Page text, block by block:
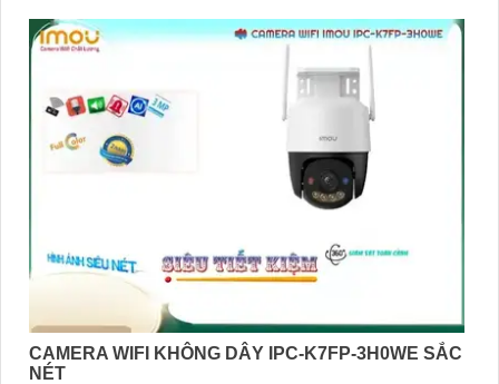
ổn định. Camera IPC-K7FP-3H0TE-EU sử dụng công nghệ
nhận diện người và động vật, kết hợp Wifi không dây
CAMERA WIFI KHÔNG DÂY IPC-K7FP-3H0WE SẮC
NÉT